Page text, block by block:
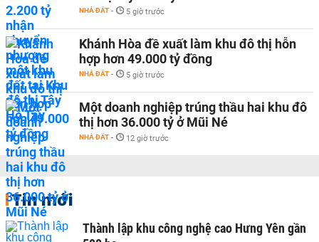
NHÀ ĐẤT - 5 giờ trước
Khánh Hòa đề xuất làm khu đô thị hỗn
hợp hơn 49.000 tỷ đồng
NHÀ ĐẤT - 5 giờ trước
Một doanh nghiệp trúng thầu hai khu đô
thị hơn 36.000 tỷ ở Mũi Né
NHÀ ĐẤT - 12 giờ trước
Tin mới
Thành lập khu công nghệ cao Hưng Yên gần